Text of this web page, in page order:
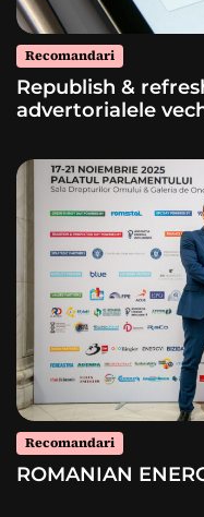
Recomandari
Republish &
advertorialele
Recomandari
ROMANIAN